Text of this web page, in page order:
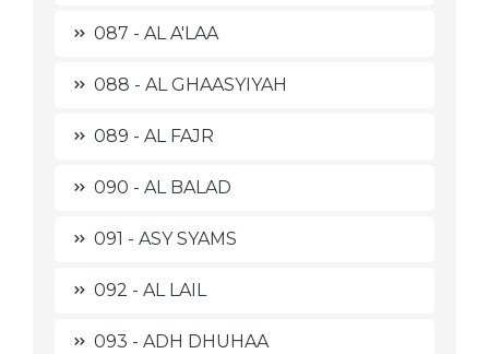
087 - AL A'LAA
088 - AL GHAASYIYAH
089 - AL FAJR
090 - AL BALAD
091 - ASY SYAMS
092 - AL LAIL
093 - ADH DHUHAA